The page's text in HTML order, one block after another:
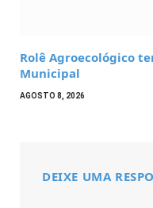
Rolê Agroecológico
Municipal
AGOSTO 8, 2026
DEIXE UMA